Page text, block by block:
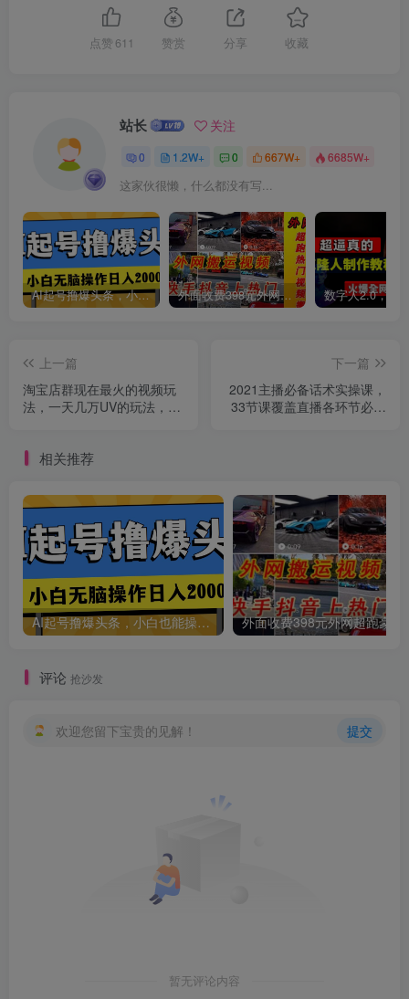
点赞 611 赞赏 分享 收藏
站长 关注
0 1.2W+ 0 667W+ 6685W+
这家伙很懒，什么都没有写...
AI起号撸爆头条，小白也能操作，日入2000+ 外面收费398元外网超跑豪车汽车视频搬运至快手抖音上热门项目
上一篇
淘宝店群现在最火的视频玩
法，一天几万UV的玩法，赶
下一篇
2021主播必备话术实操课，
33节课覆盖直播各环节必备
相关推荐
AI起号撸爆头条，小白也能操作，日入2000+
评论 抢沙发
欢迎您留下宝贵的见解！ 提交
暂无评论内容